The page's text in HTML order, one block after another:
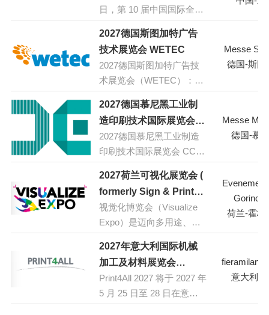
日，第 10 届中国国际全印
心举办，这是中国印刷行
业最具影响力的专业展览
会之一。展会将联合 1000
余家展商，展示规模超 12
万平方米，以八大主题、
十大展馆、三大亮点专区
展示印刷行业最新技术和
解决方案。展品范围涵盖
印前、印刷、印后设备及
相关材料。同期举办多场
论坛和技术交流活动，助
力企业拓展能力、洞察趋
势、抓住商机，推动印刷
业向“绿色化、数字化、智
能化、融合化”发展，为全
球印包企业提供交流与推
广平台。
2027德国斯图加特广告
技术展览会 WETEC
2027德国斯图加特广告技
术展览会（WETEC）：标
广告和数字标牌国际贸易
博览会
Messe
德国-斯图
2027德国慕尼黑工业制
造印刷技术国际展览会
CCE International /
InPrint Munich
2027德国慕尼黑工业制造
印刷技术国际展览会 CCE
Munich：国际瓦楞纸板和
折叠纸箱工业展览会 / 国际
工业制造过程中的印刷技
术展览会
Messe
德国-慕
2027荷兰可视化展览会 (
formerly Sign & Print
Expo)
视觉化博览会（Visualize
Expo）是迈向多用途、面
重要一步。无论您是参与
初步设计过程、制作过
程，还是对最终产品的各
种应用感兴趣，展会都将
荷兰-霍林
2027年意大利国际机械
加工及材料展览会
（Print4All）
Print4All 2027 将于 2027 年
5 月 25 日至 28 日在意大
fieramilano
意大利-